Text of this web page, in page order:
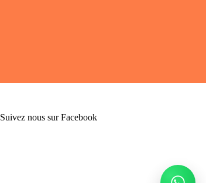
Suivez nous sur Facebook